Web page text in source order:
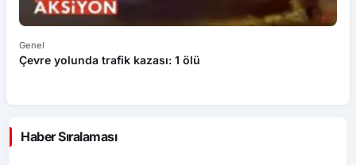
Genel
Çevre yolunda trafik kazası: 1 ölü
Haber Sıralaması